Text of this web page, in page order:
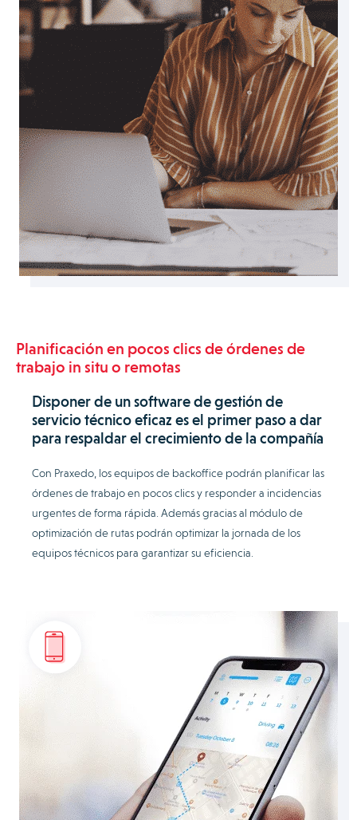
Planificación en pocos clics de órdenes de
trabajo in situ o remotas
Disponer de un software de gestión de
servicio técnico eficaz es el primer paso a dar
para respaldar el crecimiento de la compañía
Con Praxedo, los equipos de backoffice podrán planificar las
órdenes de trabajo en pocos clics y responder a incidencias
urgentes de forma rápida. Además gracias al módulo de
optimización de rutas podrán optimizar la jornada de los
equipos técnicos para garantizar su eficiencia.